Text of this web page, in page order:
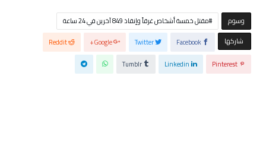
‫‫‫‫وسوم‬
مقتل خمسة أشخاص غرقاً وإنقاذ 849 آخرين في 24 ساعة
‫‫ شاركها‬
Facebook
Twitter
Google+
Reddit
Pinterest
Linkedin
Tumblr